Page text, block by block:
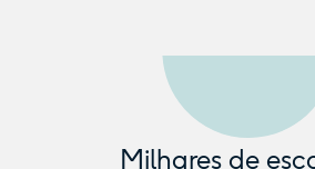
Milhares de